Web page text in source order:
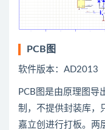
PCB图
软件版本：AD2013
PCB图是由原理图导
制，不提供封装库，
嘉立创进行打板。两